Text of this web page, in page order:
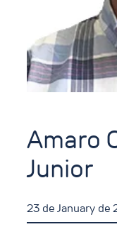
Amaro
Junior
23 de January de